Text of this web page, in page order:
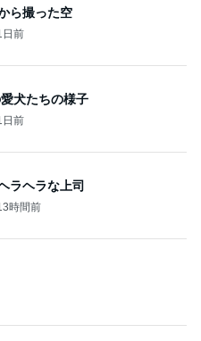
子
敗した学童弁当
きく変わった学校